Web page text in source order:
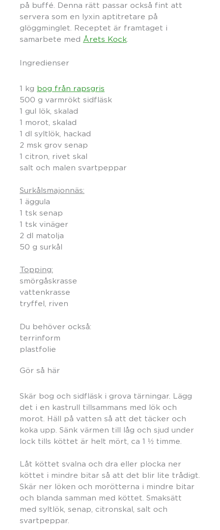
på buffé. Denna rätt passar också fint att
servera som en lyxin aptitretare på
glöggminglet. Receptet är framtaget i
samarbete med Årets Kock
Ingredienser
1 kg bog från rapsgris
500 g varmrökt sidfläsk
1 gul lök, skalad
1 morot, skalad
1 dl syltlök, hackad
2 msk grov senap
1 citron, rivet skal
salt och malen svartpeppar
Surkålsmajonnäs:
1 äggula
1 tsk senap
1 tsk vinäger
2 dl matolja
50 g surkål
Topping:
smörgåskrasse
vattenkrasse
tryffel, riven
Du behöver också:
terrinform
plastfolie
Gör så här
Skär bog och sidfläsk i grova tärningar. Lägg
det i en kastrull tillsammans med lök och
morot. Häll på vatten så att det täcker och
koka upp. Sänk värmen till låg och sjud under
lock tills köttet är helt mört, ca 1 ½ timme.
Låt köttet svalna och dra eller plocka ner
köttet i mindre bitar så att det blir lite trådigt.
Skär ner löken och morötterna i mindre bitar
och blanda samman med köttet. Smaksätt
med syltlök, senap, citronskal, salt och
svartpeppar.